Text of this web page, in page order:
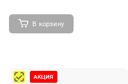
В корзину